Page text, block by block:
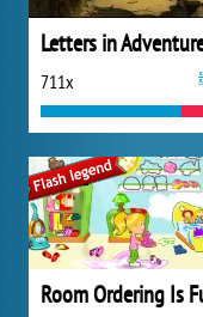
711x
Room Ordering Is